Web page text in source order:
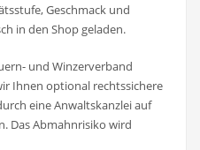
Geschmack und
in den Shop geladen.
und Winzerverband
Ihnen optional rechtssichere
eine Anwaltskanzlei auf
Das Abmahnrisiko wird